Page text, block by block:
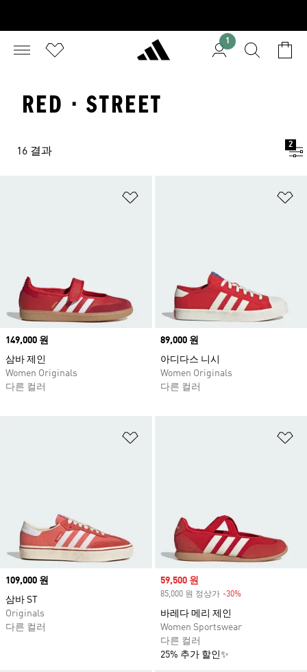
1
RED · STREET
16 결과
2
Price
149,000 원
삼바 제인
Women Originals
다른 컬러
Price
89,000 원
아디다스 니시
Women Originals
다른 컬러
Price
109,000 원
삼바 ST
Originals
다른 컬러
Sale price
59,500 원
85,000 원 정상가 -30%
바레다 메리 제인
Women Sportswear
다른 컬러
25% 추가 할인✨